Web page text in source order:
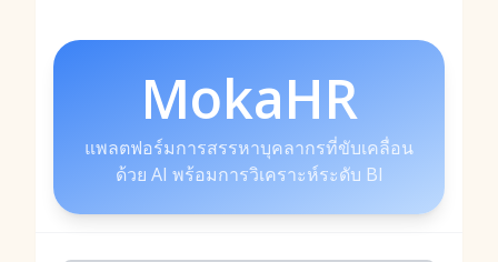
MokaHR
แพลตฟอร์มการสรรหาบุคลากรที่ขับเคลื่อน
ด้วย AI พร้อมการวิเคราะห์ระดับ BI